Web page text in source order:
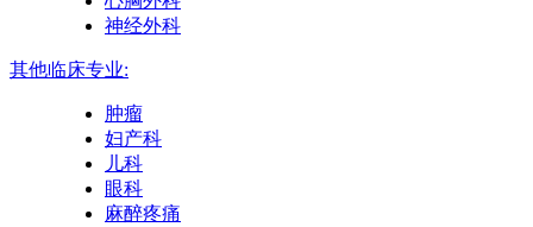
神经外科
其他临床专业:
肿瘤
妇产科
儿科
眼科
麻醉疼痛